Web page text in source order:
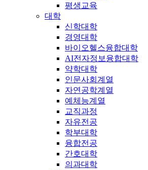
평생교육
대학
신학대학
경영대학
바이오헬스융합대학
AI전자정보융합대학
약학대학
인문사회계열
자연공학계열
예체능계열
교직과정
자유전공
학부대학
융합전공
간호대학
의과대학